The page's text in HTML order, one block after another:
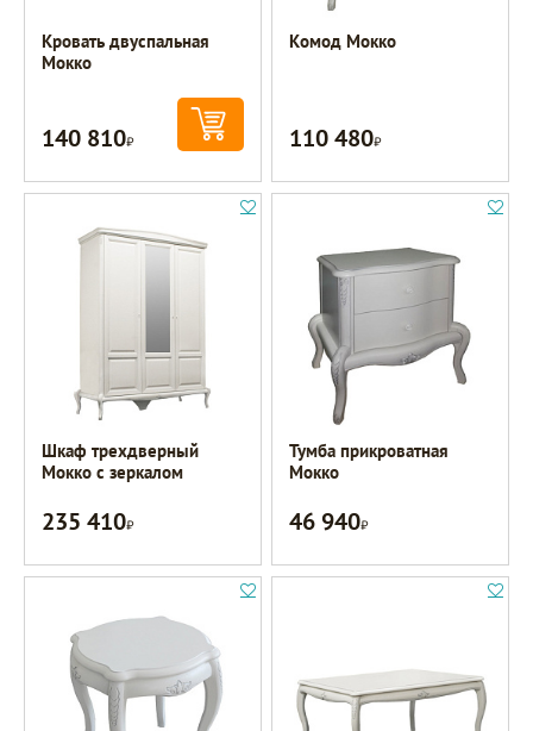
Кровать двуспальная
Мокко
140 810Р
Комод Мокко
110 480Р
Шкаф трехдверный
Мокко с зеркалом
235 410Р
Тумба прикроватная
Мокко
46 940Р